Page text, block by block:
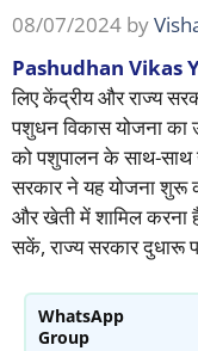
08/07/2024 by
Pashudhan Vikas
लिए केंद्रीय और राज्य
पशुधन विकास योजना का
को पशुपालन के साथ-साथ
सरकार ने यह योजना शुरू
और खेती में शामिल करना
सकें, राज्य सरकार दुधारू
WhatsApp
Group